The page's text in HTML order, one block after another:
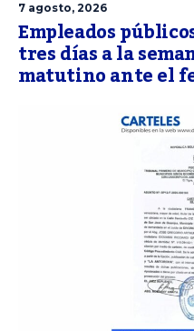
7 agosto, 2026
Empleados
tres días a la
matutino ante el